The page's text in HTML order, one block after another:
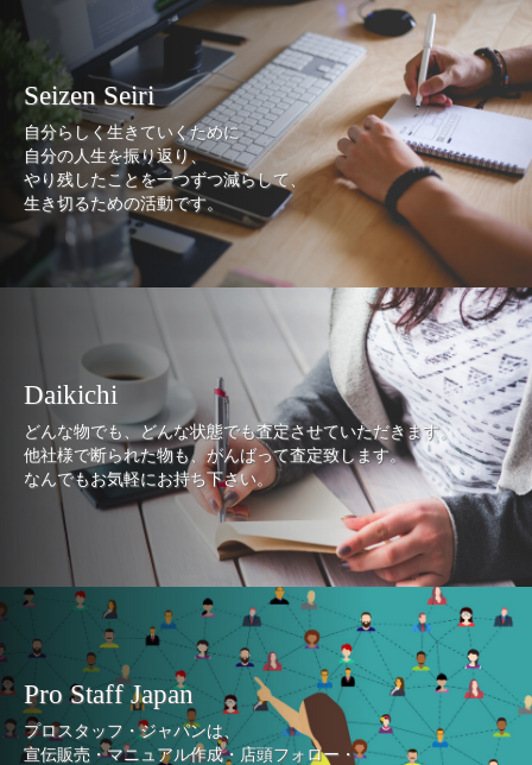
Seizen Seiri
自分らしく生きていくために
自分の人生を振り返り、
やり残したことを一つずつ減らして、
生き切るための活動です。
Daikichi
どんな物でも、どんな状態でも査定させていただきます。
他社様で断られた物も、がんばって査定致します。
なんでもお気軽にお持ち下さい。
Pro Staff Japan
プロスタッフ・ジャパンは、
宣伝販売・マニュアル作成・店頭フォロー・